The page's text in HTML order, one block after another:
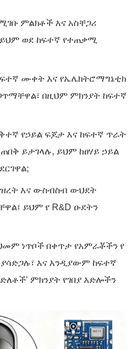
ምልክቶች እና አስቸጋሪ
ወደ ከፍተኛ የተጠቃሚ
ሙቀት እና የኤሌክትሮማግኔቲክ
በዚህም ምክንያት ከፍተኛ
የኃይል ፍጆታ እና ከፍተኛ ጥራት
ይታገላሉ, ይህም ከፀሃይ ኃይል
እና ውስብስብ ውህደት
ይህም የ R&D ዑደትን
ነጥቦች በቀጥታ የአምራቾችን የ
እና እንዲያውም ከፍተኛ
ምክንያት የገበያ እድሎችን